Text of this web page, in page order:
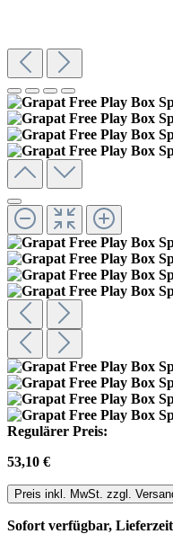
Regulärer Preis:
53,10 €
Preis inkl. MwSt. zzgl.
Sofort verfügbar,